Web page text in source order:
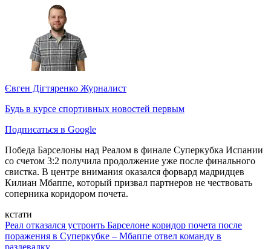
Євген Дігтяренко Журналист
Будь в курсе спортивных новостей первым
Подписаться в Google
Победа Барселоны над Реалом в финале Суперкубка Испании
со счетом 3:2 получила продолжение уже после финального
свистка. В центре внимания оказался форвард мадридцев
Килиан Мбаппе, который призвал партнеров не чествовать
соперника коридором почета.
кстати
Реал отказался устроить Барселоне коридор почета после
поражения в Суперкубке – Мбаппе отвел команду в